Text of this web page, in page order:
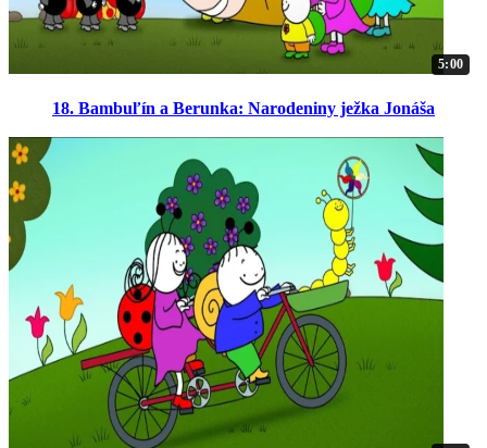
5:00
18. Bambuľín a Berunka: Narodeniny ježka Jonáša